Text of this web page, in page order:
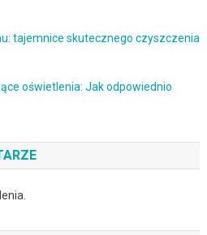
tajemnice skutecznego czyszczenia
oświetlenia: Jak odpowiednio